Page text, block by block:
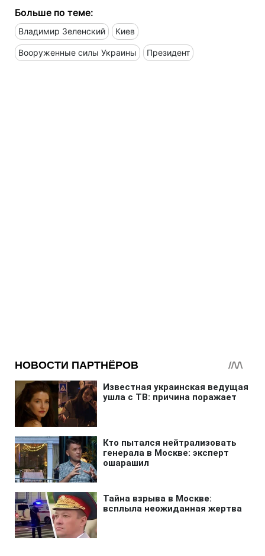
Больше по теме:
Владимир Зеленский Киев
Вооруженные силы Украины Президент